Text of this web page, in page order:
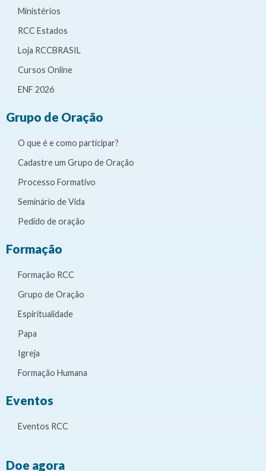
Ministérios
RCC Estados
Loja RCCBRASIL
Cursos Online
ENF 2026
Grupo de Oração
O que é e como participar?
Cadastre um Grupo de Oração
Processo Formativo
Seminário de Vida
Pedido de oração
Formação
Formação RCC
Grupo de Oração
Espiritualidade
Papa
Igreja
Formação Humana
Eventos
Eventos RCC
Doe agora